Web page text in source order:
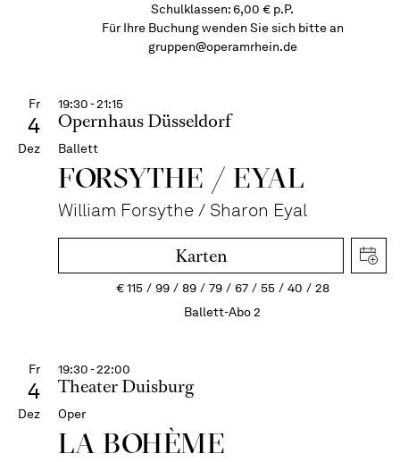
Schulklassen: 6,00 € p.P.
Für Ihre Buchung wenden Sie sich bitte an
gruppen@operamrhein.de
Fr
4
Dez
19:30 - 21:15
Opernhaus Düsseldorf
Ballett
FORSYTHE / EYAL
William Forsythe / Sharon Eyal
Karten
€115 99 89 79 67 55 40
28
Ballett-Abo 2
Fr
4
Dez
19:30 - 22:00
Theater Duisburg
Oper
LA BOHÈME